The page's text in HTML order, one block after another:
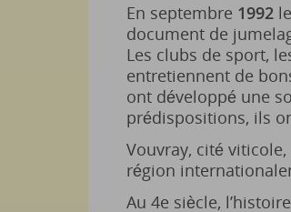
En septembre 1992
document de
Les clubs de sport,
entretiennent de
ont développé une
prédispositions, ils
Vouvray, cité
région
Au 4e siècle,